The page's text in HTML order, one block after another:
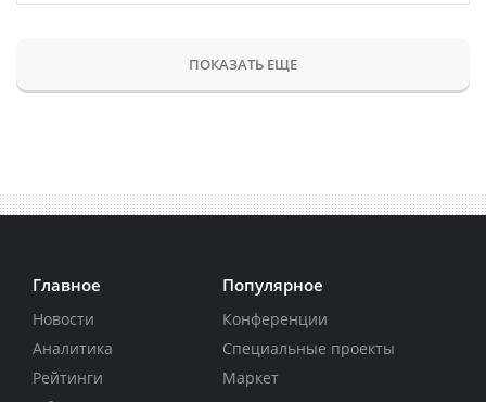
ПОКАЗАТЬ ЕЩЕ
Главное
Новости
Аналитика
Рейтинги
Популярное
Конференции
Специальные проекты
Маркет